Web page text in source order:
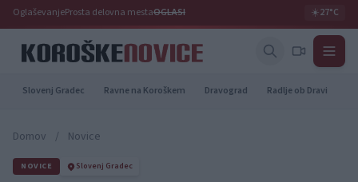
OglaševanjeProsta delovna mestaOGLASI ☀️27°C
Slovenj Gradec Ravne na Koroškem Dravograd Radlje ob Dravi
Domov / Novice
NOVICE Slovenj Gradec